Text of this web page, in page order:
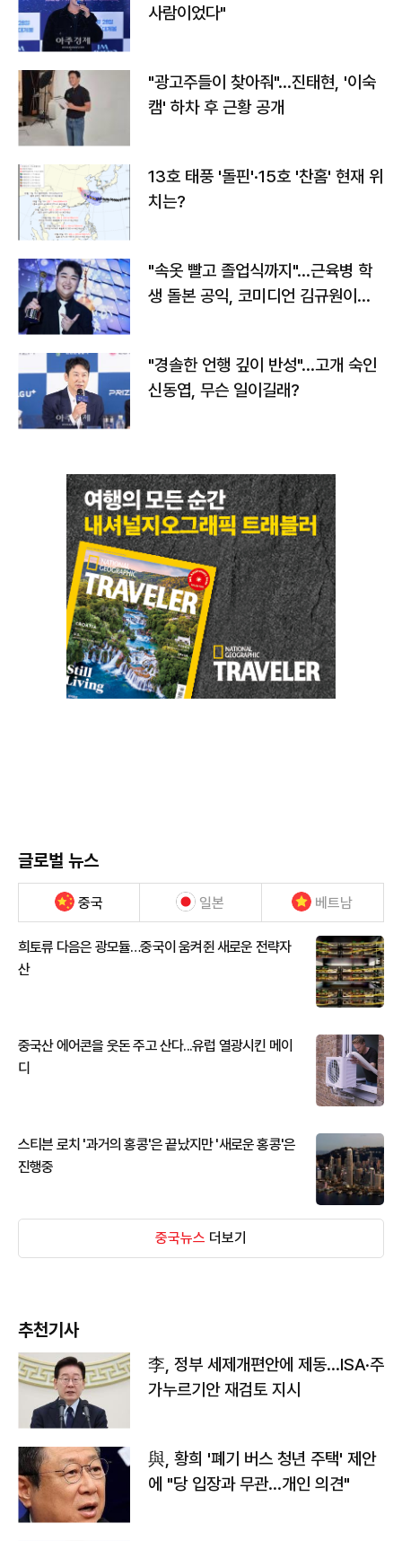
사람이었다"
"광고주들이 찾아줘"…진태현, '이숙
캠' 하차 후 근황 공개
13호 태풍 '돌핀'·15호 '찬홈' 현재 위
치는?
"속옷 빨고 졸업식까지"…근육병 학
생 돌본 공익, 코미디언 김규원이었
"경솔한 언행 깊이 반성"…고개 숙인
신동엽, 무슨 일이길래?
글로벌 뉴스
중국 일본 베트남
희토류 다음은 광모듈…중국이 움켜쥔 새로운 전략자
산
중국산 에어콘을 웃돈 주고 산다...유럽 열광시킨 메이
디
스티븐 로치 '과거의 홍콩'은 끝났지만 '새로운 홍콩'은
진행중
중국뉴스 더보기
추천기사
李, 정부 세제개편안에 제동…ISA·주
가누르기안 재검토 지시
與, 황희 '폐기 버스 청년 주택' 제안
에 "당 입장과 무관…개인 의견"